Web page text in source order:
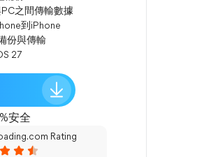
之間傳輸數據
到iPhone
份與傳輸
27
安全
Rating